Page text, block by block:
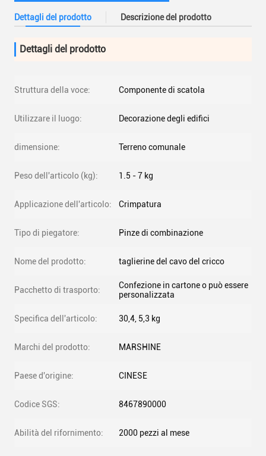
Dettagli del prodotto Descrizione del prodotto
Dettagli del prodotto
Struttura della voce: Componente di scatola
Utilizzare il luogo: Decorazione degli edifici
dimensione: Terreno comunale
Peso dell'articolo (kg): 1.5 - 7 kg
Applicazione dell'articolo: Crimpatura
Tipo di piegatore: Pinze di combinazione
Nome del prodotto: taglierine del cavo del cricco
Pacchetto di trasporto:
Confezione in cartone o può essere
personalizzata
Specifica dell'articolo: 30,4, 5,3 kg
Marchi del prodotto: MARSHINE
Paese d'origine: CINESE
Codice SGS: 8467890000
Abilità del rifornimento: 2000 pezzi al mese